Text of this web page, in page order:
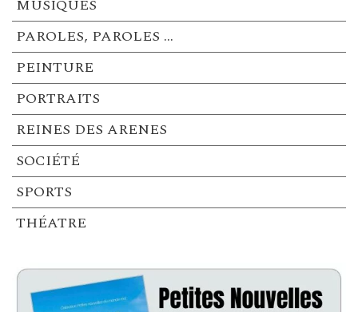
MUSIQUES
PAROLES, PAROLES …
PEINTURE
PORTRAITS
REINES DES ARENES
SOCIÉTÉ
SPORTS
THÉATRE